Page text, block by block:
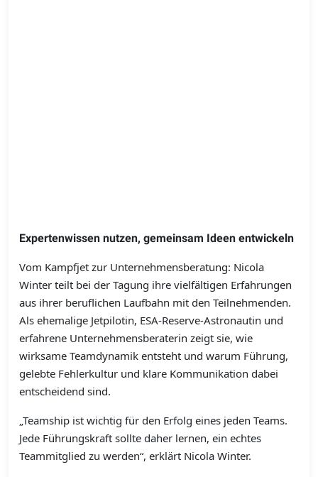
Expertenwissen nutzen, gemeinsam Ideen entwickeln
Vom Kampfjet zur Unternehmensberatung: Nicola
Winter teilt bei der Tagung ihre vielfältigen Erfahrungen
aus ihrer beruflichen Laufbahn mit den Teilnehmenden.
Als ehemalige Jetpilotin, ESA-Reserve-Astronautin und
erfahrene Unternehmensberaterin zeigt sie, wie
wirksame Teamdynamik entsteht und warum Führung,
gelebte Fehlerkultur und klare Kommunikation dabei
entscheidend sind.
„Teamship ist wichtig für den Erfolg eines jeden Teams.
Jede Führungskraft sollte daher lernen, ein echtes
Teammitglied zu werden“, erklärt Nicola Winter.